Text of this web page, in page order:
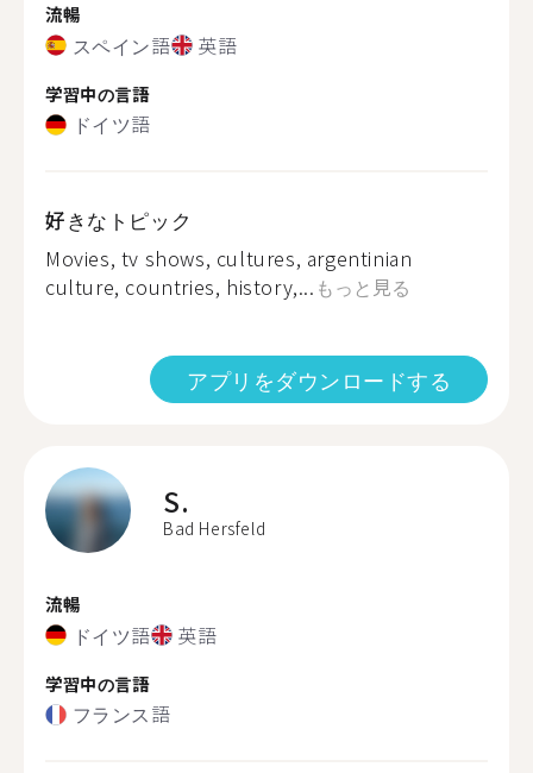
流暢
スペイン語 英語
学習中の言語
ドイツ語
好きなトピック
Movies, tv shows, cultures, argentinian
culture, countries, history,... もっと見る
アプリをダウンロードする
S.
Bad Hersfeld
流暢
ドイツ語 英語
学習中の言語
フランス語